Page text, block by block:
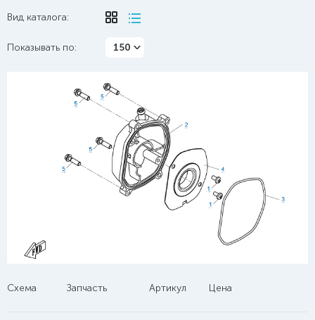
Вид каталога:
Показывать по: 150
Схема Запчасть Артикул Цена